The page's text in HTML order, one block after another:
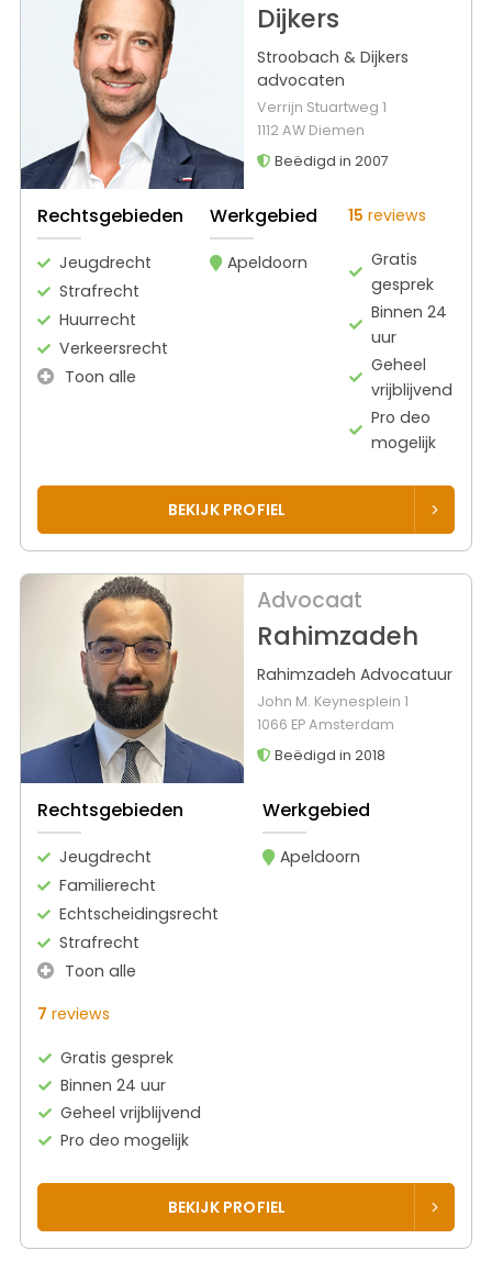
Dijkers
Stroobach & Dijkers
advocaten
Verrijn Stuartweg 1
1112 AW Diemen
Beëdigd in 2007
Rechtsgebieden
Jeugdrecht
Strafrecht
Huurrecht
Verkeersrecht
Toon alle
Werkgebied
Apeldoorn
15 reviews
Gratis
gesprek
Binnen 24
uur
Geheel
vrijblijvend
Pro deo
mogelijk
BEKIJK PROFIEL
Advocaat
Rahimzadeh
Rahimzadeh Advocatuur
John M. Keynesplein 1
1066 EP Amsterdam
Beëdigd in 2018
Rechtsgebieden
Jeugdrecht
Familierecht
Echtscheidingsrecht
Strafrecht
Toon alle
Werkgebied
Apeldoorn
7 reviews
Gratis gesprek
Binnen 24 uur
Geheel vrijblijvend
Pro deo mogelijk
BEKIJK PROFIEL